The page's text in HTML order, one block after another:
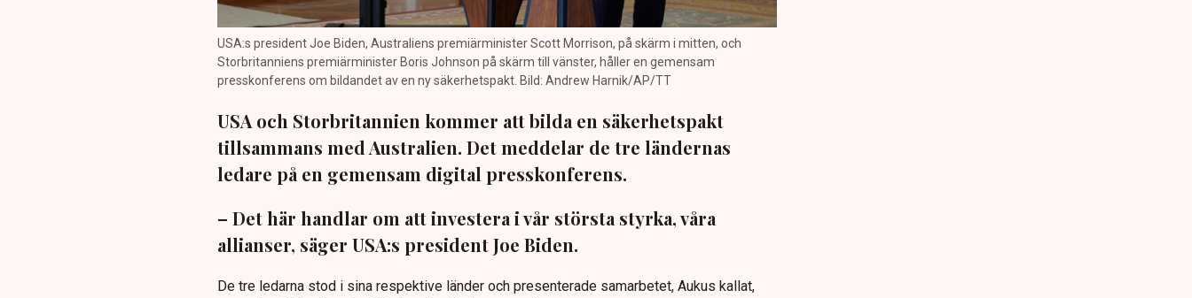
USA:s president Joe Biden, Australiens premiärminister Scott Morrison, på skärm i mitten, och
Storbritanniens premiärminister Boris Johnson på skärm till vänster, håller en gemensam
presskonferens om bildandet av en ny säkerhetspakt. Bild: Andrew Harnik/AP/TT
USA och Storbritannien kommer att bilda en säkerhetspakt
tillsammans med Australien. Det meddelar de tre ländernas
ledare på en gemensam digital presskonferens.
– Det här handlar om att investera i vår största styrka, våra
allianser, säger USA:s president Joe Biden.
De tre ledarna stod i sina respektive länder och presenterade samarbetet, Aukus kallat,